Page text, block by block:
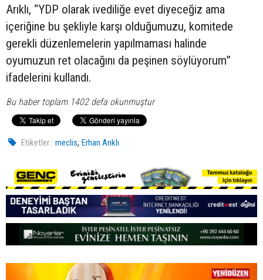
Arıklı, “YDP olarak ivediliğe evet diyeceğiz ama
içeriğine bu şekliyle karşı olduğumuzu, komitede
gerekli düzenlemelerin yapılmaması halinde
oyumuzun ret olacağını da peşinen söylüyorum”
ifadelerini kullandı.
Bu haber toplam 1402 defa okunmuştur
Etiketler : meclis,Erhan Arıklı